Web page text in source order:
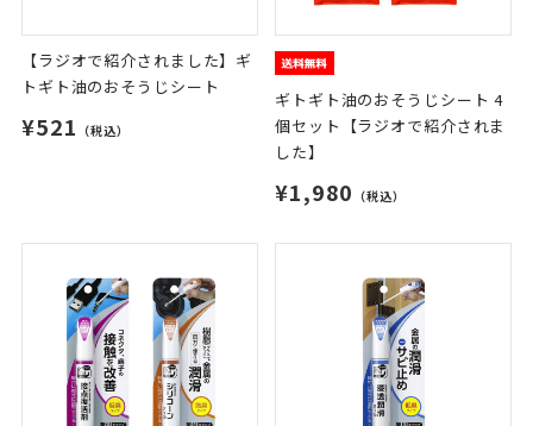
【ラジオで紹介されました】ギ
トギト油のおそうじシート
¥521 （税込）
ギトギト油のおそうじシート 4
個セット【ラジオで紹介されま
した】
¥1,980 （税込）